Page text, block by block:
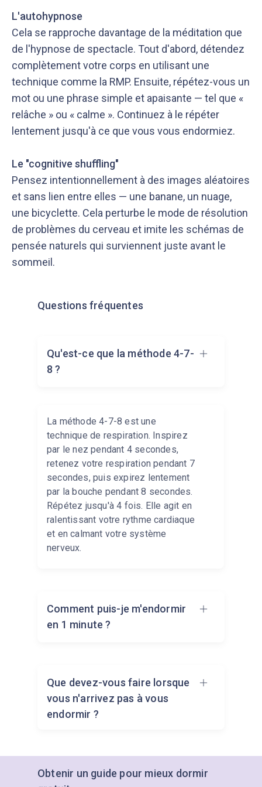
L'autohypnose
Cela se rapproche davantage de la méditation que
de l'hypnose de spectacle. Tout d'abord, détendez
complètement votre corps en utilisant une
technique comme la RMP. Ensuite, répétez-vous un
mot ou une phrase simple et apaisante — tel que «
relâche » ou « calme ». Continuez à le répéter
lentement jusqu'à ce que vous vous endormiez.
Le "cognitive shuffling"
Pensez intentionnellement à des images aléatoires
et sans lien entre elles — une banane, un nuage,
une bicyclette. Cela perturbe le mode de résolution
de problèmes du cerveau et imite les schémas de
pensée naturels qui surviennent juste avant le
sommeil.
Questions fréquentes
Qu'est-ce que la méthode 4-7-
8 ?
La méthode 4-7-8 est une
technique de respiration. Inspirez
par le nez pendant 4 secondes,
retenez votre respiration pendant 7
secondes, puis expirez lentement
par la bouche pendant 8 secondes.
Répétez jusqu'à 4 fois. Elle agit en
ralentissant votre rythme cardiaque
et en calmant votre système
nerveux.
Comment puis-je m'endormir
en 1 minute ?
Aucune technique ne garantit le
sommeil en exactement une
minute, mais certaines s'en
rapprochent. La méthode militaire —
efficace en moins de deux minutes
Que devez-vous faire lorsque
vous n'arrivez pas à vous
endormir ?
Tout d'abord, ne restez pas allongé
dans votre lit à essayer de forcer
Obtenir un guide pour mieux dormir